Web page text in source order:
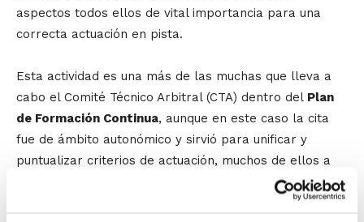
aspectos todos ellos de vital importancia para una
correcta actuación en pista.
Esta actividad es una más de las muchas que lleva a
cabo el Comité Técnico Arbitral (CTA) dentro del Plan
de Formación Continua, aunque en este caso la cita
fue de ámbito autonómico y sirvió para unificar y
puntualizar criterios de actuación, muchos de ellos a
través de la visualización de cortes de vídeo
pertenecientes a encuentros de esta primera parte de